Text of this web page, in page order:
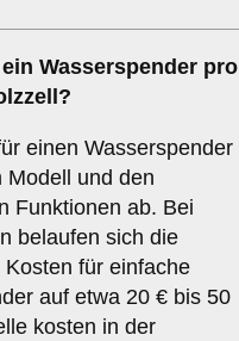
Wasserspender pro
einen Wasserspender
Modell und den
Funktionen ab. Bei
belaufen sich die
Kosten für einfache
auf etwa 20 € bis 50
kosten in der